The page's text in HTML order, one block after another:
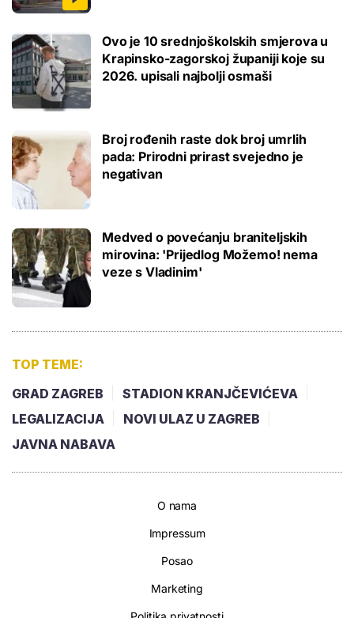
Ovo je 10 srednjoškolskih smjerova u
Krapinsko-zagorskoj županiji koje su
2026. upisali najbolji osmaši
Broj rođenih raste dok broj umrlih
pada: Prirodni prirast svejedno je
negativan
Medved o povećanju braniteljskih
mirovina: 'Prijedlog Možemo! nema
veze s Vladinim'
TOP TEME:
GRAD ZAGREB
STADION KRANJČEVIĆEVA
LEGALIZACIJA
NOVI ULAZ U ZAGREB
JAVNA NABAVA
O nama
Impressum
Posao
Marketing